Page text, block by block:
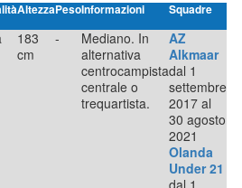
AltezzaPesoInformazioni Squadre
183
cm
-
Mediano. In
alternativa
centrocampista
centrale o
trequartista.
AZ
Alkmaar
dal 1
settembre
2017 al
30 agosto
2021
Olanda
Under 21
dal 1